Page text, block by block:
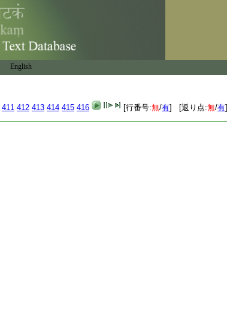
English
411 412 413 414 415 416 [行番号:無/有] [返り点:無/有]